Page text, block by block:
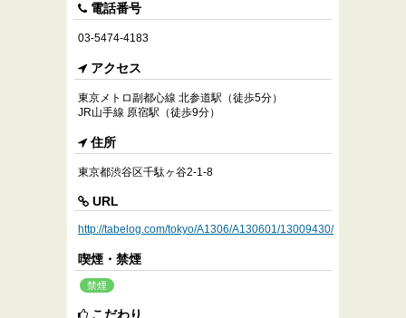
電話番号
03-5474-4183
アクセス
東京メトロ副都心線 北参道駅（徒歩5分）
JR山手線 原宿駅（徒歩9分）
住所
東京都渋谷区千駄ヶ谷2-1-8
URL
http://tabelog.com/tokyo/A1306/A130601/13009430/
喫煙・禁煙
禁煙
こだわり